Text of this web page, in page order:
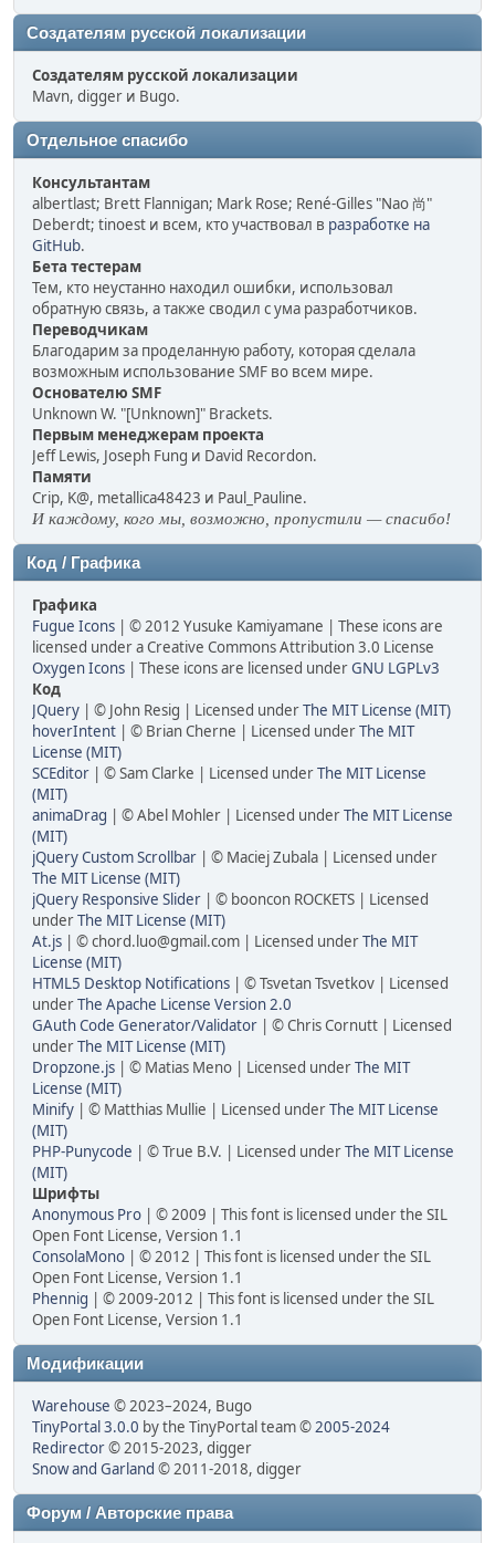
Создателям русской локализации
Создателям русской локализации
Mavn, digger и Bugo.
Отдельное спасибо
Консультантам
albertlast; Brett Flannigan; Mark Rose; René-Gilles "Nao 尚"
Deberdt; tinoest и всем, кто участвовал в разработке на
GitHub.
Бета тестерам
Тем, кто неустанно находил ошибки, использовал
обратную связь, а также сводил с ума разработчиков.
Переводчикам
Благодарим за проделанную работу, которая сделала
возможным использование SMF во всем мире.
Основателю SMF
Unknown W. "[Unknown]" Brackets.
Первым менеджерам проекта
Jeff Lewis, Joseph Fung и David Recordon.
Памяти
Crip, K@, metallica48423 и Paul_Pauline.
И каждому, кого мы, возможно, пропустили — спасибо!
Код / Графика
Графика
Fugue Icons | © 2012 Yusuke Kamiyamane | These icons are
licensed under a Creative Commons Attribution 3.0 License
Oxygen Icons | These icons are licensed underGNU LGPLv3
Код
JQuery | © John Resig | Licensed underThe MIT License (MIT)
hoverIntent | © Brian Cherne | Licensed underThe MIT
License (MIT)
SCEditor | © Sam Clarke | Licensed underThe MIT License
(MIT)
animaDrag | © Abel Mohler | Licensed underThe MIT License
(MIT)
jQuery Custom Scrollbar | © Maciej Zubala | Licensed under
The MIT License (MIT)
jQuery Responsive Slider | © booncon ROCKETS | Licensed
underThe MIT License (MIT)
At.js | © chord.luo@gmail.com | Licensed underThe MIT
License (MIT)
HTML5 Desktop Notifications | © Tsvetan Tsvetkov | Licensed
underThe Apache License Version 2.0
GAuth Code Generator/Validator | © Chris Cornutt | Licensed
underThe MIT License (MIT)
Dropzone.js | © Matias Meno | Licensed underThe MIT
License (MIT)
Minify | © Matthias Mullie | Licensed underThe MIT License
(MIT)
PHP-Punycode | © True B.V. | Licensed underThe MIT License
(MIT)
Шрифты
Anonymous Pro | © 2009 | This font is licensed under the SIL
Open Font License, Version 1.1
ConsolaMono | © 2012 | This font is licensed under the SIL
Open Font License, Version 1.1
Phennig | © 2009-2012 | This font is licensed under the SIL
Open Font License, Version 1.1
Модификации
Warehouse © 2023–2024, Bugo
TinyPortal 3.0.0 by the TinyPortal team ©2005-2024
Redirector© 2015-2023, digger
Snow and Garland © 2011-2018, digger
Форум / Авторские права